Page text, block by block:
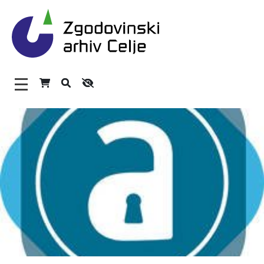
Zgodovinski arhiv Celje –
Glavni meni
O arhivu
Zaposleni
Povezave
Varstvo osebnih podatkov
Katalog informacij javnega značaja
Zakonodaja